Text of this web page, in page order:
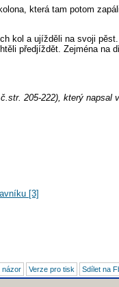
která tam potom
kol a ujížděli na svoji
předjíždět. Zejména
205-222), který
[3]
názor Verze pro tisk Sdílet na